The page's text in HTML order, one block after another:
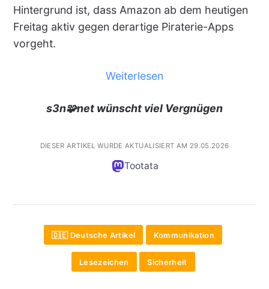
Hintergrund ist, dass Amazon ab dem heutigen
Freitag aktiv gegen derartige Piraterie-Apps
vorgeht.
Weiterlesen
s3n🧩net wünscht viel Vergnügen
DIESER ARTIKEL WURDE AKTUALISIERT AM 29.05.2026
Tootata
🇩🇪 Deutsche Artikel Kommunikation
Lesezeichen Sicherheit